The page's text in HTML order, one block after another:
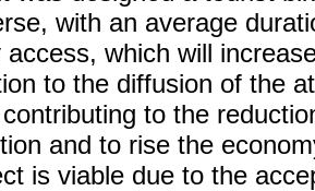
with an average
access, which will
to the diffusion of the
to the
and to rise the
is viable due to the